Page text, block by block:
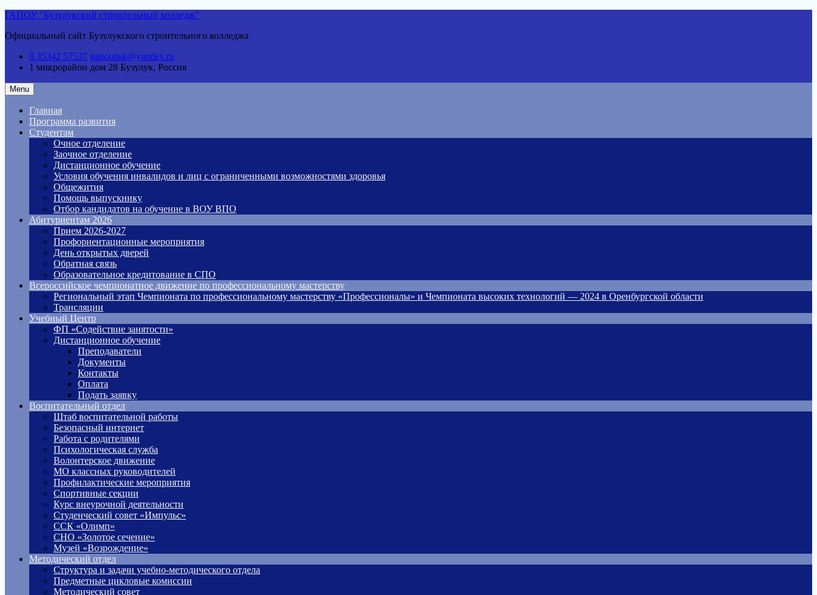
Skip
content
ГАПОУ "Бузулукский строительный колледж"
Официальный сайт Бузулукского строительного колледжа
8 35342 57537 gapoubsk@yandex.ru
1 микрорайон дом 28 Бузулук, Россия
Menu
Главная
Программа развития
Студентам
Очное отделение
Заочное отделение
Дистанционное обучение
Условия обучения инвалидов и лиц с ограниченными возможностями здоровья
Общежития
Помощь выпускнику
Отбор кандидатов на обучение в ВОУ ВПО
Абитуриентам 2026
Прием 2026-2027
Профориентационные мероприятия
День открытых дверей
Обратная связь
Образовательное кредитование в СПО
Всероссийское чемпионатное движение по профессиональному мастерству
Региональный этап Чемпионата по профессиональному мастерству «Профессионалы» и Чемпионата высоких технологий — 2024 в Оренбургской области
Трансляции
Учебный Центр
ФП «Содействие занятости»
Дистанционное обучение
Преподаватели
Документы
Контакты
Оплата
Подать заявку
Воспитательный отдел
Штаб воспитательной работы
Безопасный интернет
Работа с родителями
Психологическая служба
Волонтерское движение
МО классных руководителей
Профилактические мероприятия
Спортивные секции
Курс внеурочной деятельности
Студенческий совет «Импульс»
ССК «Олимп»
СНО «Золотое сечение»
Музей «Возрождение»
Методический отдел
Структура и задачи учебно-методического отдела
Предметные цикловые комиссии
Методический совет